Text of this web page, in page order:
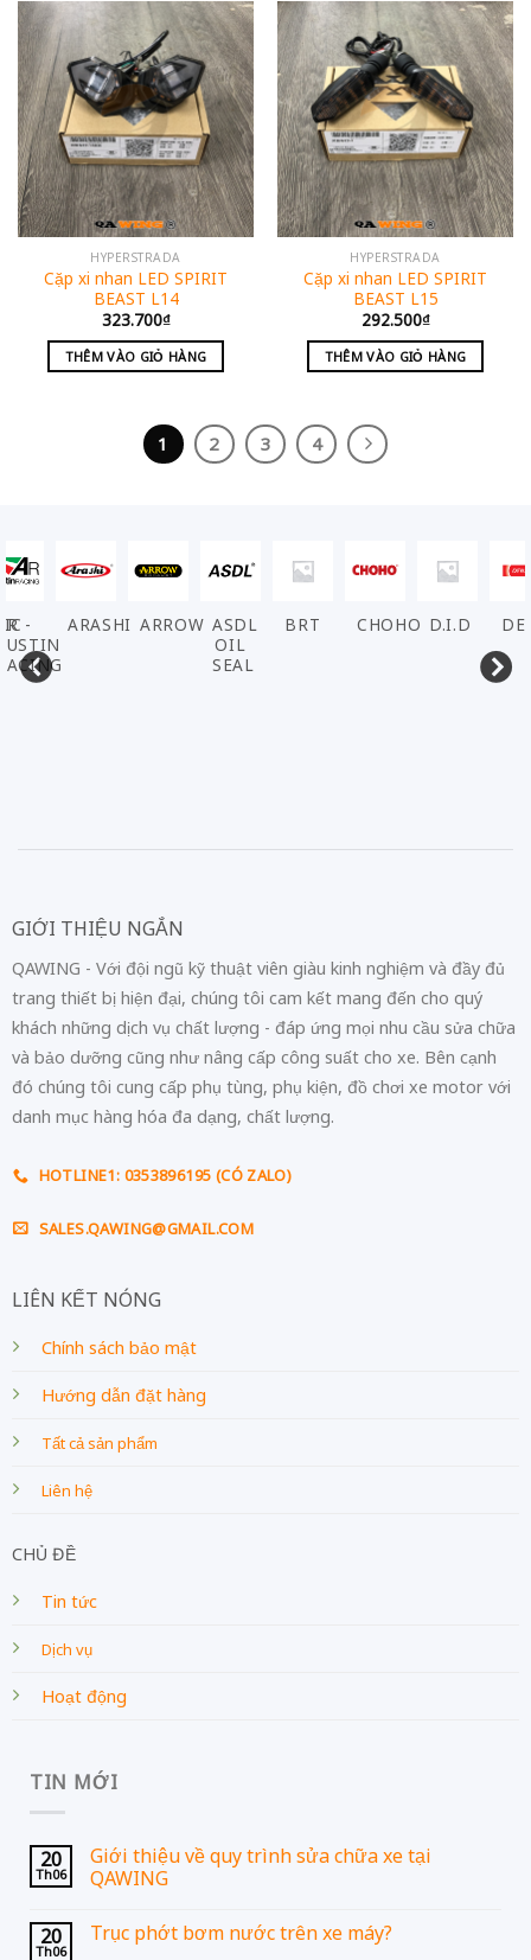
HYPERSTRADA
Cặp xi nhan LED SPIRIT
BEAST L14
323.700₫
THÊM VÀO GIỎ HÀNG
HYPERSTRADA
Cặp xi nhan LED SPIRIT
BEAST L15
292.500₫
THÊM VÀO GIỎ HÀNG
1 2 3 4
-
ARASHI ARROW ASDL
OIL
SEAL
BRT CHOHO D.I.D
GIỚI THIỆU NGẮN
QAWING - Với đội ngũ kỹ thuật viên giàu kinh nghiệm và đầy đủ
trang thiết bị hiện đại, chúng tôi cam kết mang đến cho quý
khách những dịch vụ chất lượng - đáp ứng mọi nhu cầu sửa chữa
và bảo dưỡng cũng như nâng cấp công suất cho xe. Bên cạnh
đó chúng tôi cung cấp phụ tùng, phụ kiện, đồ chơi xe motor với
danh mục hàng hóa đa dạng, chất lượng.
HOTLINE1: 0353896195 (CÓ ZALO)
SALES.QAWING@GMAIL.COM
LIÊN KẾT NÓNG
Chính sách bảo mật
Hướng dẫn đặt hàng
Tất cả sản phẩm
Liên hệ
CHỦ ĐỀ
Tin tức
Dịch vụ
Hoạt động
TIN MỚI
20
Th06
Giới thiệu về quy trình sửa chữa xe tại
QAWING
20
Th06
Trục phớt bơm nước trên xe máy?